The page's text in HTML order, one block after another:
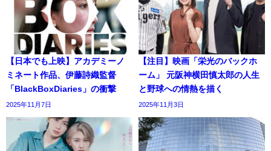
【日本でも上映】アカデミーノ
ミネート作品、伊藤詩織監督
「BlackBoxDiaries」の衝撃
2025年11月7日
【注目】映画「栄光のバックホ
ーム」 元阪神横田慎太郎の人生
と野球への情熱を描く
2025年11月3日